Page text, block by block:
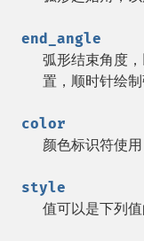
end_angle
弧形结束角度
置，顺时针绘制
color
颜色标识符使用
style
值可以是下列值